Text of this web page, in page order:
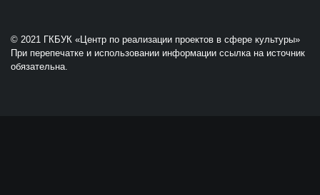
© 2021 ГКБУК «Центр по реализации проектов в сфере культуры»
При перепечатке и использовании информации ссылка на источник
обязательна.